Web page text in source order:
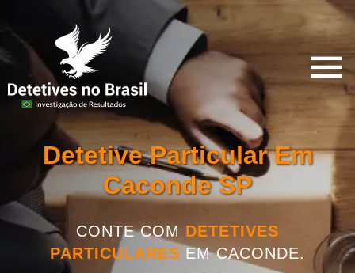
Detetive Particular Em
Caconde SP
CONTE COM DETETIVES
PARTICULARES EM CACONDE.